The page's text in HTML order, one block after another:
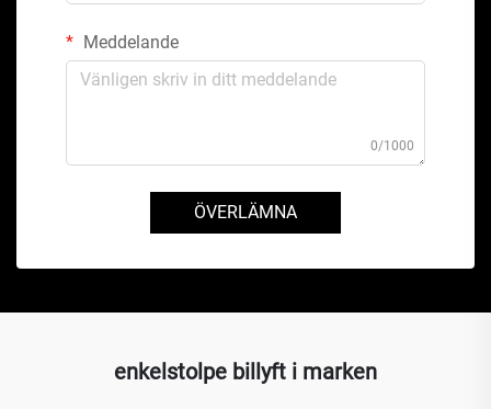
Meddelande
0/1000
ÖVERLÄMNA
enkelstolpe billyft i marken